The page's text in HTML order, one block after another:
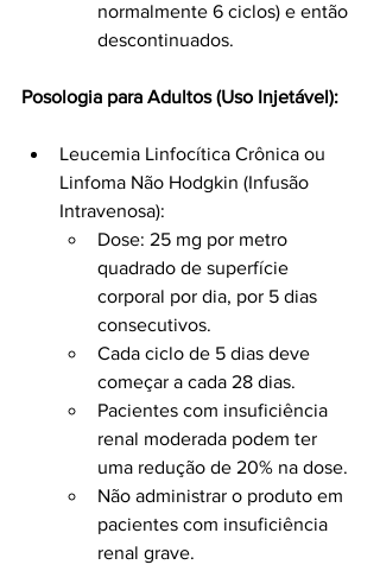
normalmente 6 ciclos) e então
descontinuados.
Posologia para Adultos (Uso Injetável):
Leucemia Linfocítica Crônica ou
Linfoma Não Hodgkin (Infusão
Intravenosa):
Dose: 25 mg por metro
quadrado de superfície
corporal por dia, por 5 dias
consecutivos.
Cada ciclo de 5 dias deve
começar a cada 28 dias.
Pacientes com insuficiência
renal moderada podem ter
uma redução de 20% na dose.
Não administrar o produto em
pacientes com insuficiência
renal grave.